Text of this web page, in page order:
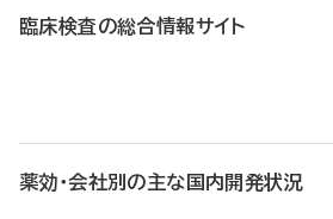
臨床検査の総合情報サイト
薬効・会社別の主な国内開発状況